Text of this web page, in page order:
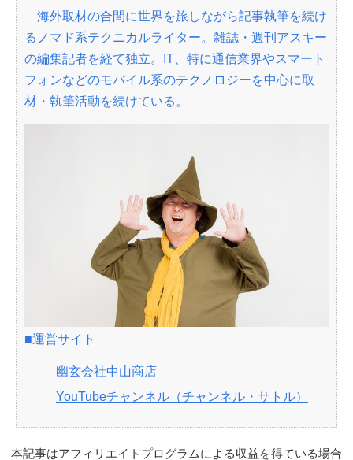
海外取材の合間に世界を旅しながら記事執筆を続け
るノマド系テクニカルライター。雑誌・週刊アスキー
の編集記者を経て独立。IT、特に通信業界やスマート
フォンなどのモバイル系のテクノロジーを中心に取
材・執筆活動を続けている。
■運営サイト
幽玄会社中山商店
YouTubeチャンネル（チャンネル・サトル）
本記事はアフィリエイトプログラムによる収益を得ている場合